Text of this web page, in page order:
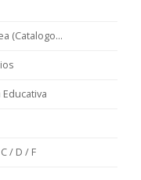
(Catalogo...
/ D / F